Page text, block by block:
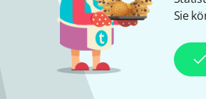
Sie
bestehenden Module
konisches System
mithilfe eines
zum optimalen
sehr leichten Bauweise